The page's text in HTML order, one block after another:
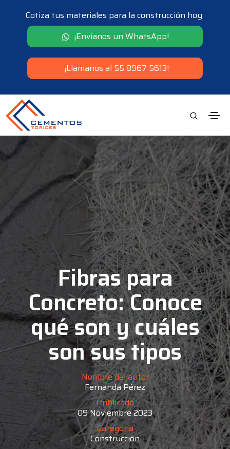
Cotiza tus materiales para la construcción hoy
¡Envíanos un WhatsApp!
¡Llamanos al 55 8967 5613!
Fibras para
Concreto: Conoce
qué son y cuáles
son sus tipos
Nombre del autor
Fernanda Pérez
Publicado
09 Noviembre 2023
Categoría
Construcción